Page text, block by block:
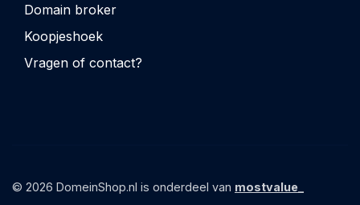
Domain broker
Koopjeshoek
Vragen of contact?
© 2026 DomeinShop.nl is onderdeel van mostvalue_